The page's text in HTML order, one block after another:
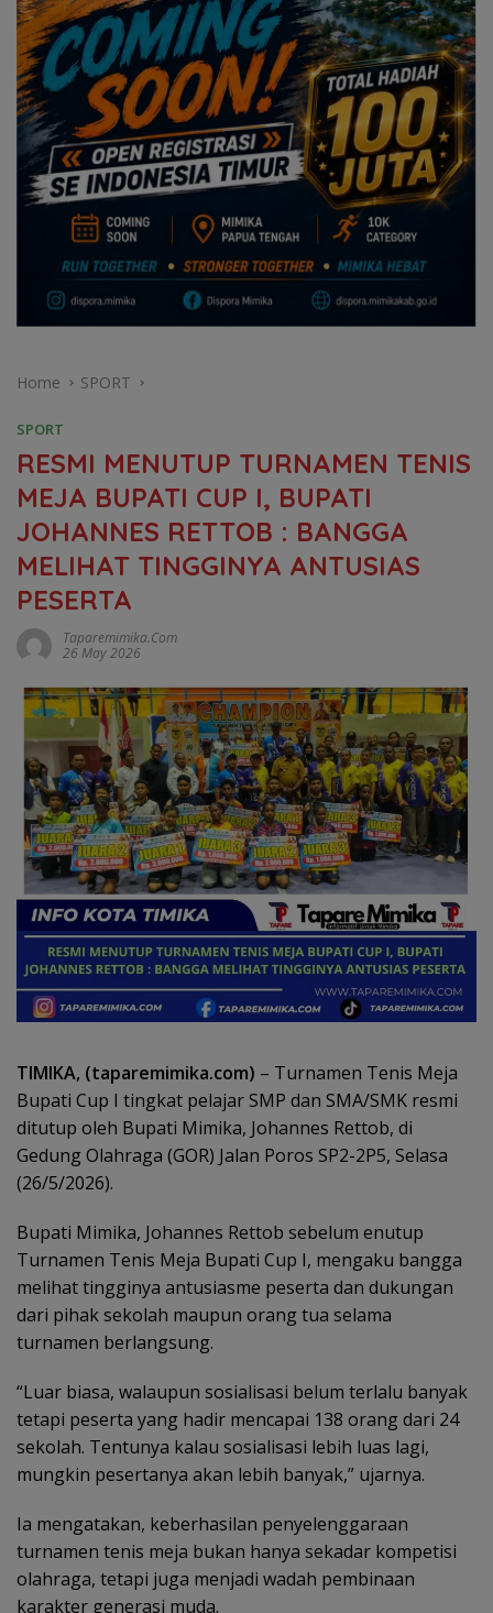
Home SPORT
SPORT
RESMI MENUTUP TURNAMEN TENIS
MEJA BUPATI CUP I, BUPATI
JOHANNES RETTOB : BANGGA
MELIHAT TINGGINYA ANTUSIAS
PESERTA
Taparemimika.com
26 May 2026
TIMIKA, (taparemimika.com) – Turnamen Tenis Meja
Bupati Cup I tingkat pelajar SMP dan SMA/SMK resmi
ditutup oleh Bupati Mimika, Johannes Rettob, di
Gedung Olahraga (GOR) Jalan Poros SP2-2P5, Selasa
(26/5/2026).
Bupati Mimika, Johannes Rettob sebelum enutup
Turnamen Tenis Meja Bupati Cup I, mengaku bangga
melihat tingginya antusiasme peserta dan dukungan
dari pihak sekolah maupun orang tua selama
turnamen berlangsung.
“Luar biasa, walaupun sosialisasi belum terlalu banyak
tetapi peserta yang hadir mencapai 138 orang dari 24
sekolah. Tentunya kalau sosialisasi lebih luas lagi,
mungkin pesertanya akan lebih banyak,” ujarnya.
Ia mengatakan, keberhasilan penyelenggaraan
turnamen tenis meja bukan hanya sekadar kompetisi
olahraga, tetapi juga menjadi wadah pembinaan
karakter generasi muda.